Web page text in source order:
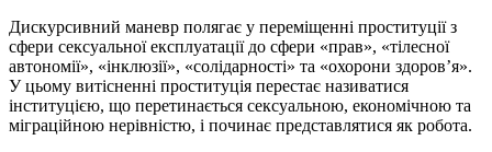
Дискурсивний маневр полягає у переміщенні проституції з
сфери сексуальної експлуатації до сфери «прав», «тілесної
автономії», «інклюзії», «солідарності» та «охорони здоров’я».
У цьому витісненні проституція перестає називатися
інституцією, що перетинається сексуальною, економічною та
міграційною нерівністю, і починає представлятися як робота.